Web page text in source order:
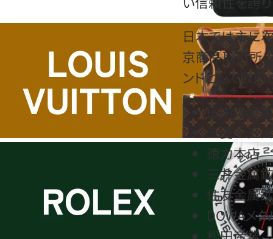
日本では主に
京商品取引所
ンドとして取引
田中貴金
三菱マテ
徳力本店
三井金属
住友金属
DOWAメ